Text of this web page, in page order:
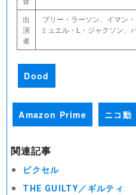
出
演
者
ブリー・ラーソン、イマン
ミュエル・L・ジャクソン、
Dood
Amazon Prime ニコ動
関連記事
ピクセル
THE GUILTY／ギルティ